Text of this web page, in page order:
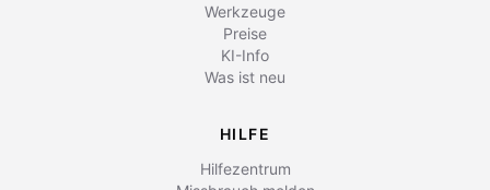
Werkzeuge
Preise
KI-Info
Was ist neu
HILFE
Hilfezentrum